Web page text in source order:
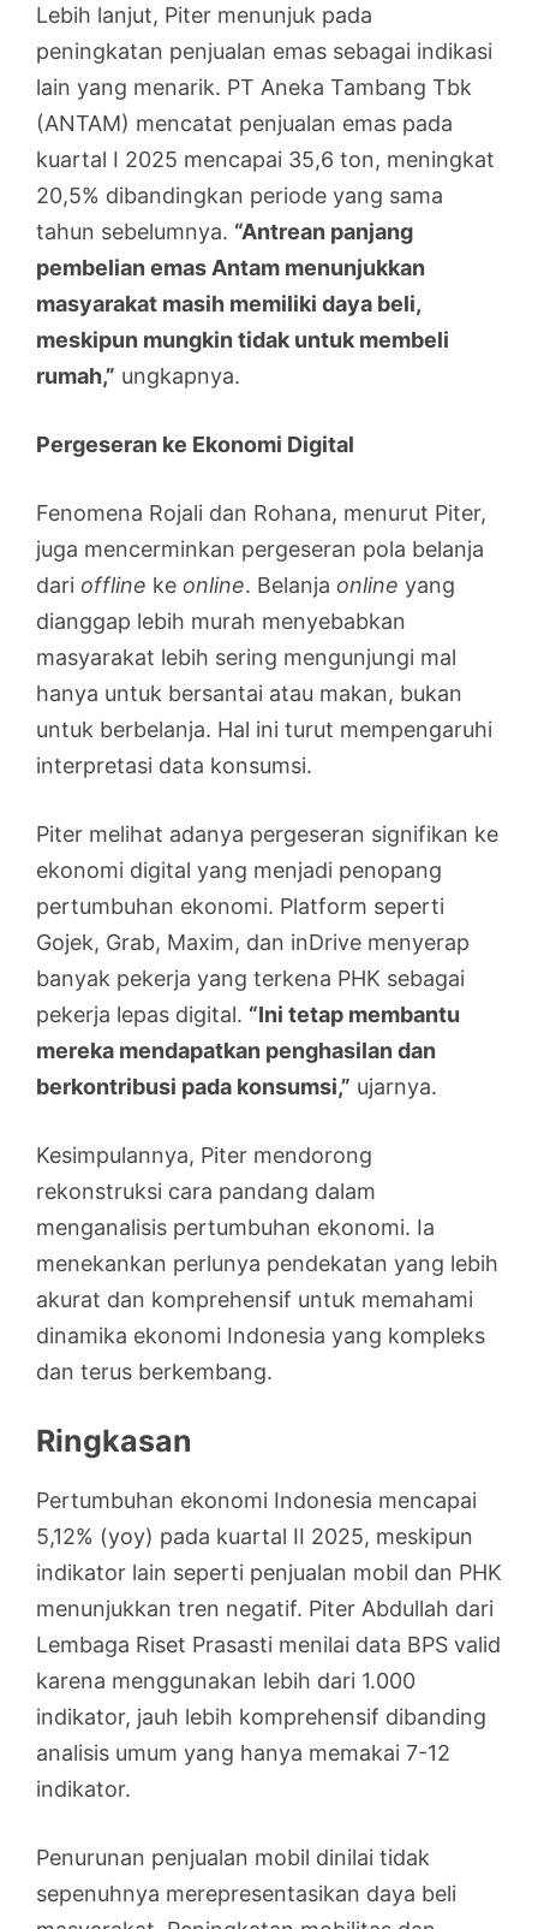
Lebih lanjut, Piter menunjuk pada
peningkatan penjualan emas sebagai indikasi
lain yang menarik. PT Aneka Tambang Tbk
(ANTAM) mencatat penjualan emas pada
kuartal I 2025 mencapai 35,6 ton, meningkat
20,5% dibandingkan periode yang sama
tahun sebelumnya. “Antrean panjang
pembelian emas Antam menunjukkan
masyarakat masih memiliki daya beli,
meskipun mungkin tidak untuk membeli
rumah,” ungkapnya.
Pergeseran ke Ekonomi Digital
Fenomena Rojali dan Rohana, menurut Piter,
juga mencerminkan pergeseran pola belanja
dari offline ke online. Belanja online yang
dianggap lebih murah menyebabkan
masyarakat lebih sering mengunjungi mal
hanya untuk bersantai atau makan, bukan
untuk berbelanja. Hal ini turut mempengaruhi
interpretasi data konsumsi.
Piter melihat adanya pergeseran signifikan ke
ekonomi digital yang menjadi penopang
pertumbuhan ekonomi. Platform seperti
Gojek, Grab, Maxim, dan inDrive menyerap
banyak pekerja yang terkena PHK sebagai
pekerja lepas digital. “Ini tetap membantu
mereka mendapatkan penghasilan dan
berkontribusi pada konsumsi,” ujarnya.
Kesimpulannya, Piter mendorong
rekonstruksi cara pandang dalam
menganalisis pertumbuhan ekonomi. Ia
menekankan perlunya pendekatan yang lebih
akurat dan komprehensif untuk memahami
dinamika ekonomi Indonesia yang kompleks
dan terus berkembang.
Ringkasan
Pertumbuhan ekonomi Indonesia mencapai
5,12% (yoy) pada kuartal II 2025, meskipun
indikator lain seperti penjualan mobil dan PHK
menunjukkan tren negatif. Piter Abdullah dari
Lembaga Riset Prasasti menilai data BPS valid
karena menggunakan lebih dari 1.000
indikator, jauh lebih komprehensif dibanding
analisis umum yang hanya memakai 7-12
indikator.
Penurunan penjualan mobil dinilai tidak
sepenuhnya merepresentasikan daya beli